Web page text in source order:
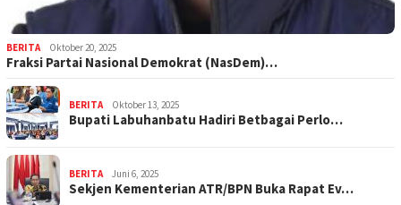
BERITA Oktober 20, 2025
Fraksi Partai Nasional Demokrat (NasDem)…
BERITA Oktober 13, 2025
Bupati Labuhanbatu Hadiri Betbagai Perlo…
BERITA Juni 6, 2025
Sekjen Kementerian ATR/BPN Buka Rapat Ev…